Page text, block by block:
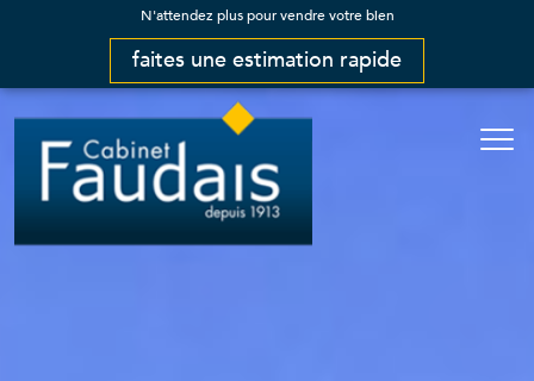
N'attendez plus pour vendre votre bien
faites une estimation rapide